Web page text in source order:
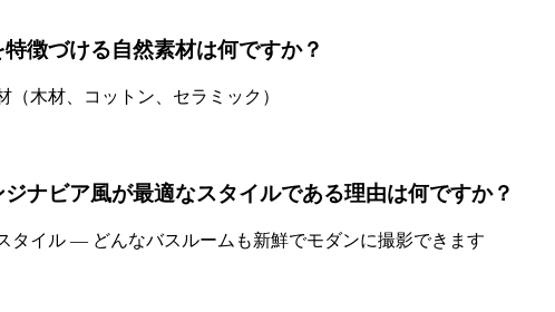
徴づける自然素材は何ですか？
木材、コットン、セラミック）
ナビア風が最適なスタイルである理由は何ですか？
タイル — どんなバスルームも新鮮でモダンに撮影できます